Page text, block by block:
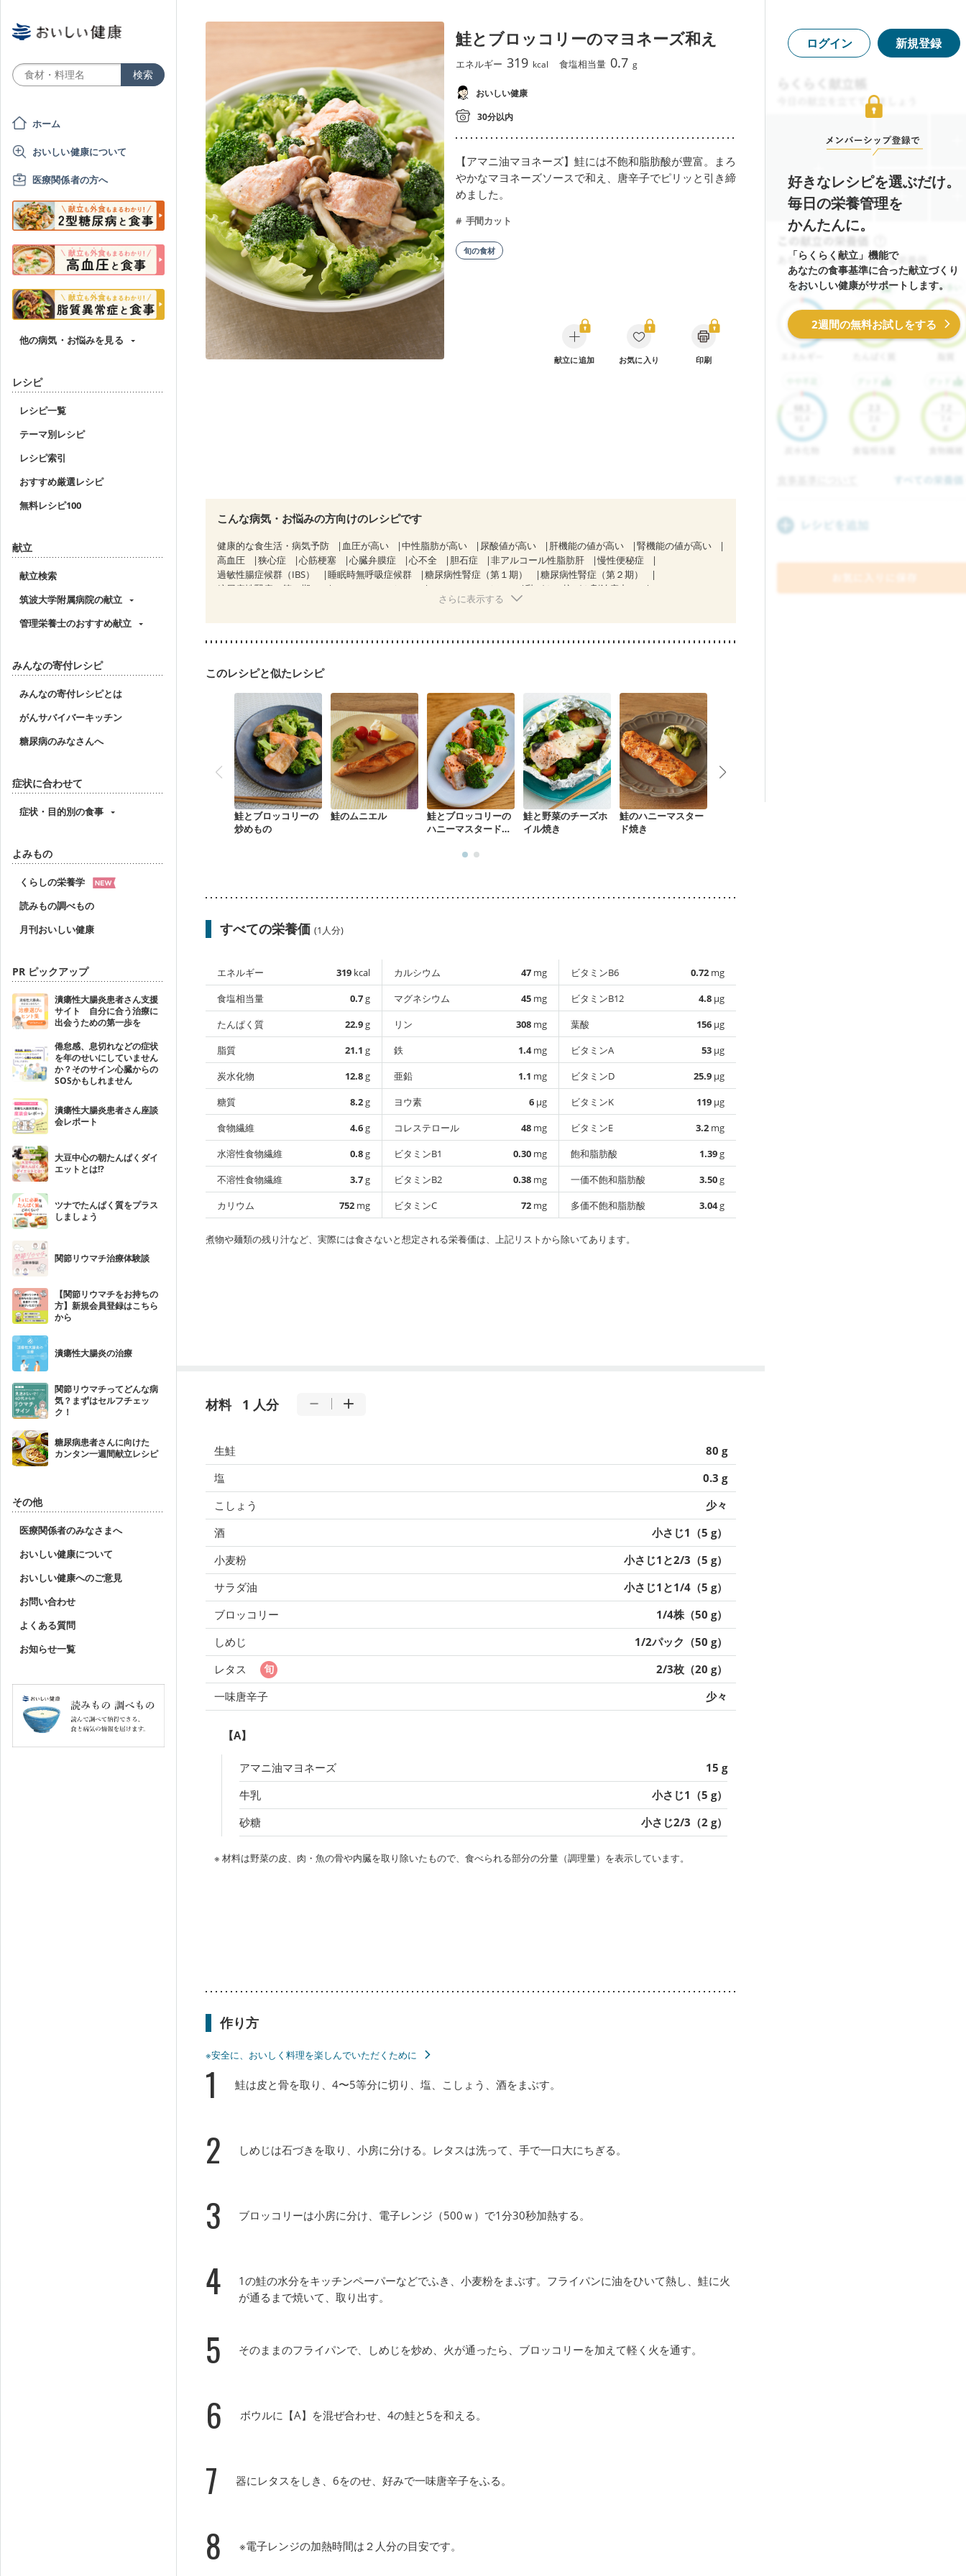
ホーム
おいしい健康について
医療関係者の方へ
他の病気・お悩みを見る
レシピ
レシピ一覧
テーマ別レシピ
レシピ索引
おすすめ厳選レシピ
無料レシピ100
献立
献立検索
筑波大学附属病院の献立
管理栄養士のおすすめ献立
みんなの寄付レシピ
みんなの寄付レシピとは
がんサバイバーキッチン
糖尿病のみなさんへ
症状に合わせて
症状・目的別の食事
よみもの
くらしの栄養学
読みもの調べもの
月刊おいしい健康
PR ピックアップ
潰瘍性大腸炎患者さん支援
サイト 自分に合う治療に
出会うための第一歩を
倦怠感、息切れなどの症状
を年のせいにしていません
か？そのサイン心臓からの
SOSかもしれません
潰瘍性大腸炎患者さん座談
会レポート
大豆中心の朝たんぱくダイ
エットとは!?
ツナでたんぱく質をプラス
しましょう
関節リウマチ治療体験談
【関節リウマチをお持ちの
方】新規会員登録はこちら
から
潰瘍性大腸炎の治療
関節リウマチってどんな病
気？まずはセルフチェッ
ク！
糖尿病患者さんに向けた
カンタン一週間献立レシピ
その他
医療関係者のみなさまへ
おいしい健康について
おいしい健康へのご意見
お問い合わせ
よくある質問
お知らせ一覧
鮭とブロッコリーのマヨネーズ和え
エネルギー 319 kcal 食塩相当量 0.7 g
おいしい健康
30分以内
【アマニ油マヨネーズ】鮭には不飽和脂肪酸が豊富。まろ
やかなマヨネーズソースで和え、唐辛子でピリッと引き締
めました。
手間カット
旬の食材
献立に追加 お気に入り 印刷
こんな病気・お悩みの方向けのレシピです
健康的な食生活・病気予防 血圧が高い 中性脂肪が高い 尿酸値が高い 肝機能の値が高い
腎機能の値が高い
高血圧
狭心症 心筋梗塞 心臓弁膜症 心不全 胆石症 非アルコール性脂肪肝
慢性便秘症
過敏性腸症候群（IBS）
睡眠時無呼吸症候群 糖尿病性腎症（第１期）
糖尿病性腎症（第２期）
糖尿病性腎症（第３期）
CKD（ステージ１） CKD（ステージ２）
乳がん（抗がん剤治療中）
乳がん（放射線治療中）
乳がん治療を終えた方・経過観察中の方など
さらに表示する
このレシピと似たレシピ
鮭とブロッコリーの
炒めもの
鮭のムニエル
鮭とブロッコリーの
ハニーマスタード炒
鮭と野菜のチーズホ
イル焼き
鮭のハニーマスター
ド焼き
すべての栄養価 (1人分)
エネルギー 319 kcal
食塩相当量
0.7g
たんぱく質
22.9g
脂質
21.1 g
炭水化物
12.8g
糖質
8.2g
食物繊維
4.6g
水溶性食物繊維
0.8g
不溶性食物繊維
3.7g
カリウム
752 mg
カルシウム 47 mg
マグネシウム
45 mg
リン
308 mg
鉄
1.4mg
亜鉛
1.1 mg
ヨウ素
6 µg
コレステロール
48 mg
ビタミンB1
0.30 mg
ビタミンB2
0.38 mg
ビタミンC
72 mg
ビタミンB6 0.72 mg
ビタミンB12
4.8 µg
葉酸
156 µg
ビタミンA
53 µg
ビタミンD
25.9 µg
ビタミンK
119 µg
ビタミンE
3.2 mg
飽和脂肪酸
1.39g
一価不飽和脂肪酸
3.50g
多価不飽和脂肪酸
3.04g
煮物や麺類の残り汁など、実際には食さないと想定される栄養価は、上記リストから除いてあります。
材料 1 人分
生鮭
80 g
塩
0.3 g
こしょう
少々
酒
小さじ1（5 g）
小麦粉
小さじ1と2/3（5 g）
サラダ油
小さじ1と1/4（5 g）
ブロッコリー
1/4株（50 g）
しめじ
1/2パック（50 g）
レタス
2/3枚（20 g）
一味唐辛子
少々
【A】
アマニ油マヨネーズ
15 g
牛乳
小さじ1（5 g）
砂糖
小さじ2/3（2 g）
※ 材料は野菜の皮、肉・魚の骨や内臓を取り除いたもので、食べられる部分の分量（調理量）を表示しています。
作り方
※安全に、おいしく料理を楽しんでいただくために
1 鮭は皮と骨を取り、4〜5等分に切り、塩、こしょう、酒をまぶす。
2 しめじは石づきを取り、小房に分ける。レタスは洗って、手で一口大にちぎる。
3 ブロッコリーは小房に分け、電子レンジ（500ｗ）で1分30秒加熱する。
4
1の鮭の水分をキッチンペーパーなどでふき、小麦粉をまぶす。フライパンに油をひいて熱し、鮭に火
が通るまで焼いて、取り出す。
5 そのままのフライパンで、しめじを炒め、火が通ったら、ブロッコリーを加えて軽く火を通す。
6 ボウルに【A】を混ぜ合わせ、4の鮭と5を和える。
7 器にレタスをしき、6をのせ、好みで一味唐辛子をふる。
8 ※電子レンジの加熱時間は２人分の目安です。
ログイン 新規登録
好きなレシピを選ぶだけ。
毎日の栄養管理を
かんたんに。
「らくらく献立」機能で
あなたの食事基準に合った献立づくり
をおいしい健康がサポートします。
2週間の無料お試しをする